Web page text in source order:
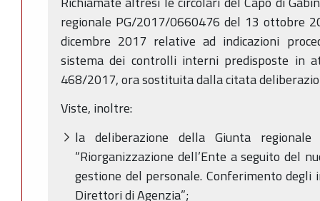
regionale PG/2017/0660476 del 13 ottobre
dicembre 2017 relative ad indicazioni
sistema dei controlli interni predisposte in
468/2017, ora sostituita dalla citata
Viste, inoltre:
la deliberazione della Giunta
“Riorganizzazione dell’Ente a seguito del
gestione del personale. Conferimento
Direttori di Agenzia”;